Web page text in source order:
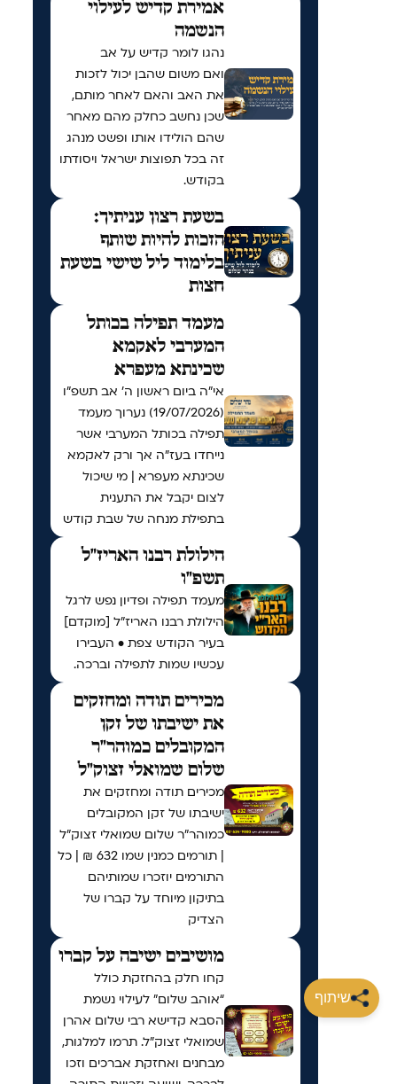
שיתוף
אמירת קדיש לעילוי
הנשמה
נהגו לומר קדיש על אב
ואם משום שהבן יכול לזכות
את האב והאם לאחר מותם,
שכן נחשב כחלק מהם מאחר
שהם הולידו אותו ופשט מנהג
זה בכל תפוצות ישראל ויסודתו
בקודש.
בשעת רצון עניתיך:
הזכות להיות שותף
בלימוד ליל שישי בשעת
חצות
מעמד תפילה בכותל
המערבי לאקמא
שכינתא מעפרא
אי"ה ביום ראשון ה׳ אב תשפ״ו
(19/07/2026) נערוך מעמד
תפילה בכותל המערבי אשר
נייחדו בעז"ה אך ורק לאקמא
שכינתא מעפרא | מי שיכול
לצום יקבל את התענית
בתפילת מנחה של שבת קודש
הילולת רבנו האריז"ל
תשפ"ו
מעמד תפילה ופדיון נפש לרגל
הילולת רבנו האריז"ל [מוקדם]
בעיר הקודש צפת • העבירו
עכשיו שמות לתפילה וברכה.
מכירים תודה ומחזקים
את ישיבתו של זקן
המקובלים כמוהר"ר
שלום שמואלי זצוק"ל
מכירים תודה ומחזקים את
ישיבתו של זקן המקובלים
כמוהר"ר שלום שמואלי זצוק"ל
| תורמים כמנין שמו 632 ₪ | כל
התורמים יוזכרו שמותיהם
בתיקון מיוחד על קברו של
הצדיק
מושיבים ישיבה על קברו
קחו חלק בהחזקת כולל
“אוהב שלום” לעילוי נשמת
הסבא קדישא רבי שלום אהרן
שמואלי זצוק״ל. תרמו למלגות,
מבחנים ואחזקת אברכים וזכו